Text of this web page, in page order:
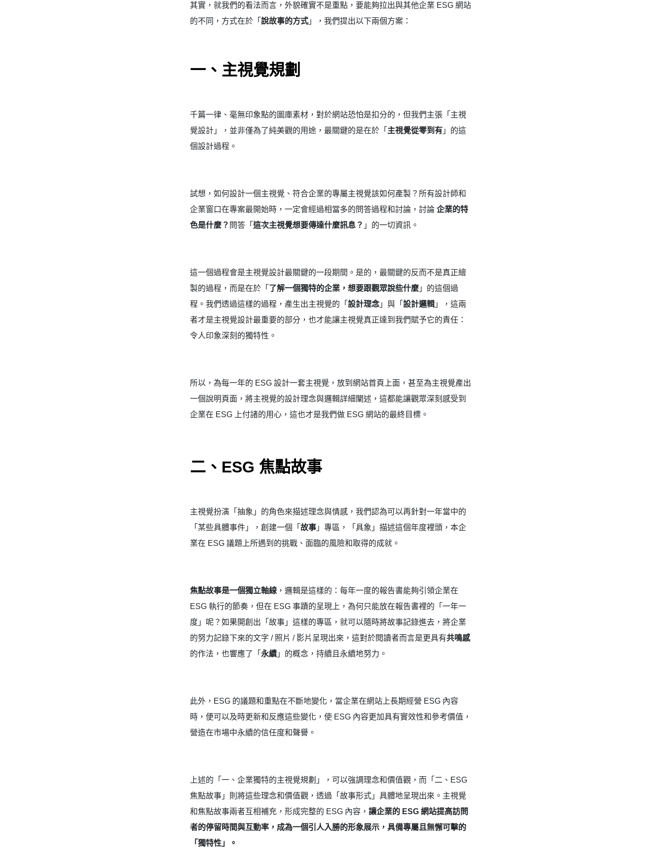
其實，就我們的看法而言，外貌確實不是重點，要能夠拉出與其他企業 ESG 網站
的不同，方式在於「 說故事的方式」，我們提出以下兩個方案：
一、主視覺規劃
千篇一律、毫無印象點的圖庫素材，對於網站恐怕是扣分的，但我們主張「主視
覺設計」，並非僅為了純美觀的用途，最關鍵的是在於「 主視覺從零到有」的這
個設計過程。
試想，如何設計一個主視覺、符合企業的專屬主視覺該如何產製？所有設計師和
企業窗口在專案最開始時，一定會經過相當多的問答過程和討論，討論 企業的特
色是什麼？ 問答「 這次主視覺想要傳達什麼訊息？ 」的一切資訊。
這一個過程會是主視覺設計最關鍵的一段期間。是的，最關鍵的反而不是真正繪
製的過程，而是在於「 了解一個獨特的企業，想要跟觀眾說些什麼」的這個過
程。我們透過這樣的過程，產生出主視覺的「 設計理念」與「 設計邏輯」，這兩
者才是主視覺設計最重要的部分，也才能讓主視覺真正達到我們賦予它的責任：
令人印象深刻的獨特性。
所以，為每一年的 ESG 設計一套主視覺，放到網站首頁上面，甚至為主視覺產出
一個說明頁面，將主視覺的設計理念與邏輯詳細闡述，這都能讓觀眾深刻感受到
企業在 ESG 上付諸的用心，這也才是我們做 ESG 網站的最終目標。
二、ESG 焦點故事
主視覺扮演「抽象」的角色來描述理念與情感，我們認為可以再針對一年當中的
「某些具體事件」，創建一個「 故事」專區，「具象」描述這個年度裡頭，本企
業在 ESG 議題上所遇到的挑戰、面臨的風險和取得的成就。
焦點故事是一個獨立軸線，邏輯是這樣的：每年一度的報告書能夠引領企業在
ESG 執行的節奏，但在 ESG 事蹟的呈現上，為何只能放在報告書裡的「一年一
度」呢？如果開創出「故事」這樣的專區，就可以隨時將故事記錄進去，將企業
的努力記錄下來的文字 / 照片 / 影片呈現出來，這對於閱讀者而言是更具有共鳴感
的作法，也響應了「 永續」的概念，持續且永續地努力。
此外，ESG 的議題和重點在不斷地變化，當企業在網站上長期經營 ESG 內容
時，便可以及時更新和反應這些變化，使 ESG 內容更加具有實效性和參考價值，
營造在市場中永續的信任度和聲譽。
上述的「一、企業獨特的主視覺規劃」，可以強調理念和價值觀，而「二、ESG
焦點故事」則將這些理念和價值觀，透過「故事形式」具體地呈現出來。主視覺
和焦點故事兩者互相補充，形成完整的 ESG 內容， 讓企業的 ESG 網站提高訪問
者的停留時間與互動率，成為一個引人入勝的形象展示，具備專屬且無懈可擊的
「獨特性」。